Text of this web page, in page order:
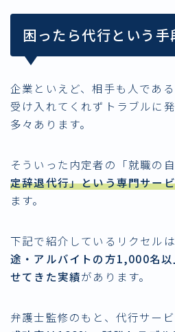
困ったら代行という手
企業といえど、相手も人であ
受け入れてくれずトラブルに
多々あります。
そういった内定者の「就職の
定辞退代行」という専門サー
ます。
下記で紹介しているリクセルは
途・アルバイトの方1,000名
せてきた実績があります。
弁護士監修のもと、代行サー